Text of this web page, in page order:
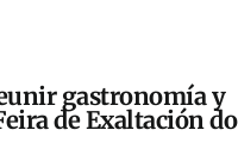
gastronomía y
de Exaltación do